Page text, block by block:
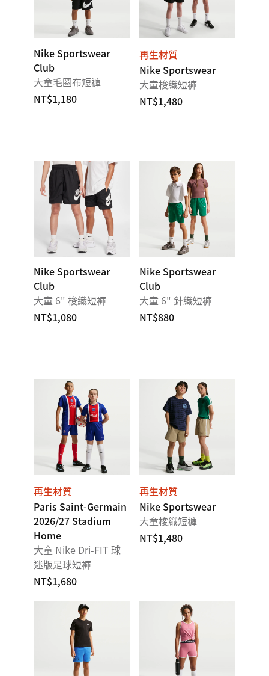
Nike Sportswear
Club
大童毛圈布短褲
NT$1,180
再生材質
Nike Sportswear
大童梭織短褲
NT$1,480
Nike Sportswear
Club
大童 6" 梭織短褲
NT$1,080
Nike Sportswear
Club
大童 6" 針織短褲
NT$880
再生材質
Paris Saint-Germain
2026/27 Stadium
Home
大童 Nike Dri-FIT 球
迷版足球短褲
NT$1,680
再生材質
Nike Sportswear
大童梭織短褲
NT$1,480